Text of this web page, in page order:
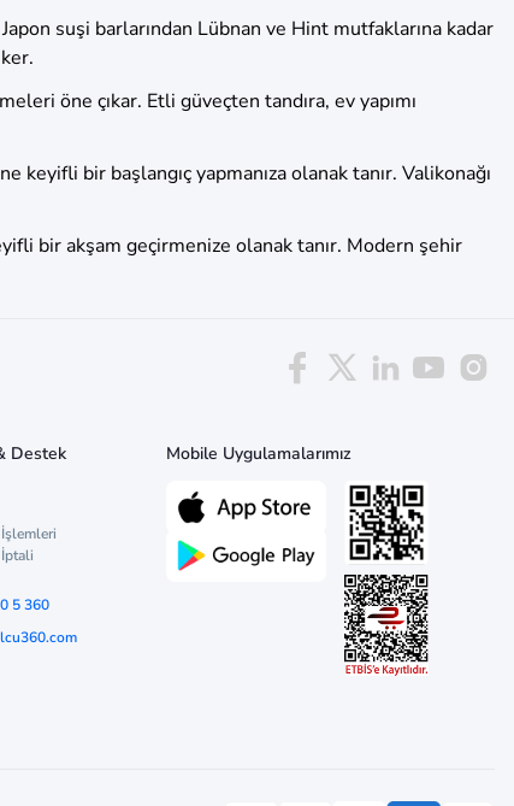
suşi barlarından Lübnan ve Hint mutfaklarına kadar
öne çıkar. Etli güveçten tandıra, ev yapımı
bir başlangıç yapmanıza olanak tanır. Valikonağı
bir akşam geçirmenize olanak tanır. Modern şehir
Destek
5 360
Mobile Uygulamalarımız